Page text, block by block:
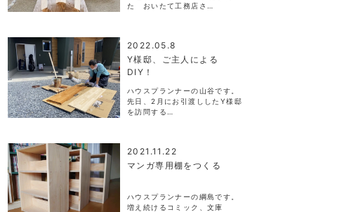
た おいたて工務店さ…
2022.05.8
Y様邸、ご主人による
DIY！
ハウスプランナーの山谷です。
先日、2月にお引渡ししたY様邸
を訪問する…
2021.11.22
マンガ専用棚をつくる
ハウスプランナーの綱島です。
増え続けるコミック、文庫